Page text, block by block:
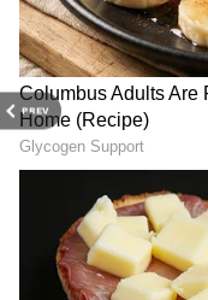
PREV
காடு' படத்தைப்
பார்க்கலாம்.
'டியான்'
கதை எழுத,
படத்தை
நடிகர்
பேசும்